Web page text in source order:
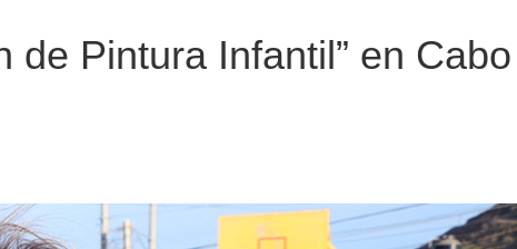
de Pintura Infantil” en Cabo